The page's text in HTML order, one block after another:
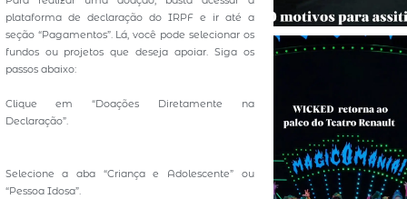
plataforma de declaração do IRPF e ir até a
seção “Pagamentos”. Lá, você pode selecionar os
fundos ou projetos que deseja apoiar. Siga os
passos abaixo:
Clique em “Doações Diretamente na
Declaração”.
Selecione a aba “Criança e Adolescente” ou
“Pessoa Idosa”.